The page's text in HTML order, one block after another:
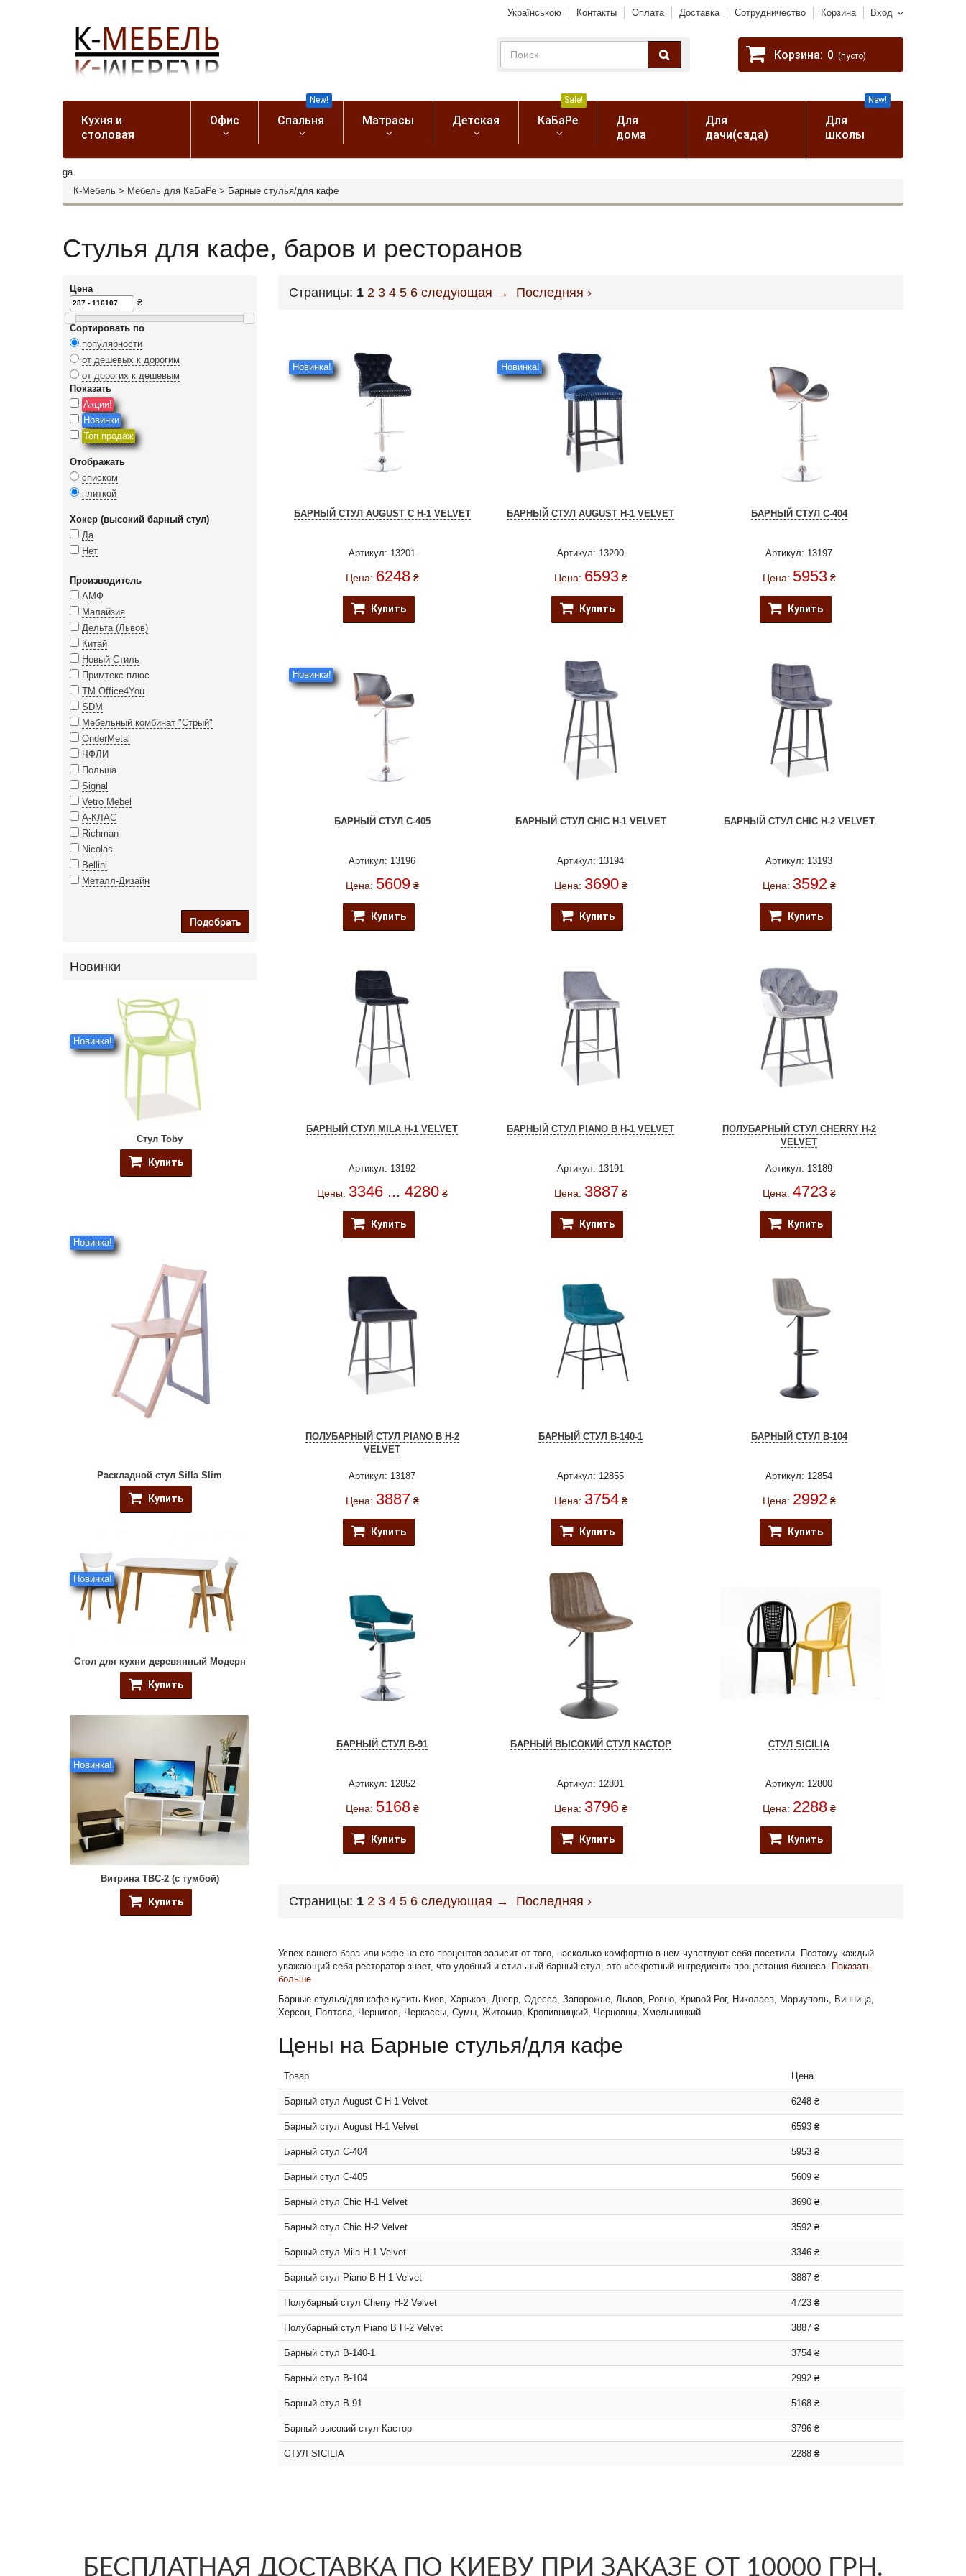
Вход
Українською Контакты Оплата Доставка Сотрудничество Корзина
Корзина: 0 (пусто)
Кухня и
столовая
Офис Спальня
New!
Матрасы Детская КаБаРе
Sale!
Для
дома
Для
дачи(сада)
Для
школы
New!
ga
К-Мебель > Мебель для КаБаРе > Барные стулья/для кафе
Стулья для кафе, баров и ресторанов
Цена
₴
Сортировать по
популярности
от дешевых к дорогим
от дорогих к дешевым
Показать
Акции!
Новинки
Топ продаж
Отображать
списком
плиткой
Хокер (высокий барный стул)
Да
Нет
Производитель
АМФ
Малайзия
Дельта (Львов)
Китай
Новый Стиль
Примтекс плюс
ТМ Office4You
SDM
Мебельный комбинат "Стрый"
OnderMetal
ЧФЛИ
Польша
Signal
Vetro Mebel
А-КЛАС
Richman
Nicolas
Bellini
Металл-Дизайн
Подобрать
Новинки
Новинка!
Стул Toby
Купить
Новинка!
Раскладной стул Silla Slim
Купить
Новинка!
Стол для кухни деревянный Модерн
Купить
Новинка!
Витрина ТВС-2 (с тумбой)
Купить
Страницы: 1 2 3 4 5 6 следующая → Последняя ›
Новинка!
БАРНЫЙ СТУЛ AUGUST C H-1 VELVET
Артикул: 13201
Цена: 6248 ₴
Купить
Новинка!
БАРНЫЙ СТУЛ AUGUST H-1 VELVET
Артикул: 13200
Цена: 6593 ₴
Купить
БАРНЫЙ СТУЛ C-404
Артикул: 13197
Цена: 5953 ₴
Купить
Новинка!
БАРНЫЙ СТУЛ C-405
Артикул: 13196
Цена: 5609 ₴
Купить
БАРНЫЙ СТУЛ CHIC H-1 VELVET
Артикул: 13194
Цена: 3690 ₴
Купить
БАРНЫЙ СТУЛ CHIC H-2 VELVET
Артикул: 13193
Цена: 3592 ₴
Купить
БАРНЫЙ СТУЛ MILA H-1 VELVET
Артикул: 13192
Цены: 3346 ... 4280 ₴
Купить
БАРНЫЙ СТУЛ PIANO B H-1 VELVET
Артикул: 13191
Цена: 3887 ₴
Купить
ПОЛУБАРНЫЙ СТУЛ CHERRY H-2
VELVET
Артикул: 13189
Цена: 4723 ₴
Купить
ПОЛУБАРНЫЙ СТУЛ PIANO B H-2
VELVET
Артикул: 13187
Цена: 3887 ₴
Купить
БАРНЫЙ СТУЛ B-140-1
Артикул: 12855
Цена: 3754 ₴
Купить
БАРНЫЙ СТУЛ B-104
Артикул: 12854
Цена: 2992 ₴
Купить
БАРНЫЙ СТУЛ B-91
Артикул: 12852
Цена: 5168 ₴
Купить
БАРНЫЙ ВЫСОКИЙ СТУЛ КАСТОР
Артикул: 12801
Цена: 3796 ₴
Купить
СТУЛ SICILIA
Артикул: 12800
Цена: 2288 ₴
Купить
Страницы: 1 2 3 4 5 6 следующая → Последняя ›
Успех вашего бара или кафе на сто процентов зависит от того, насколько комфортно в нем чувствуют себя посетили. Поэтому каждый
уважающий себя ресторатор знает, что удобный и стильный барный стул, это «секретный ингредиент» процветания бизнеса. Показать
больше
Барные стулья/для кафе купить Киев, Харьков, Днепр, Одесса, Запорожье, Львов, Ровно, Кривой Рог, Николаев, Мариуполь, Винница,
Херсон, Полтава, Чернигов, Черкассы, Сумы, Житомир, Кропивницкий, Черновцы, Хмельницкий
Цены на Барные стулья/для кафе
Товар Цена
Барный стул August C H-1 Velvet 6248 ₴
Барный стул August H-1 Velvet 6593 ₴
Барный стул C-404 5953 ₴
Барный стул C-405 5609 ₴
Барный стул Chic H-1 Velvet 3690 ₴
Барный стул Chic H-2 Velvet 3592 ₴
Барный стул Mila H-1 Velvet 3346 ₴
Барный стул Piano B H-1 Velvet 3887 ₴
Полубарный стул Cherry H-2 Velvet 4723 ₴
Полубарный стул Piano B H-2 Velvet 3887 ₴
Барный стул B-140-1 3754 ₴
Барный стул B-104 2992 ₴
Барный стул B-91 5168 ₴
Барный высокий стул Кастор 3796 ₴
СТУЛ SICILIA 2288 ₴
БЕСПЛАТНАЯ ДОСТАВКА ПО КИЕВУ ПРИ ЗАКАЗЕ ОТ 10000 ГРН.